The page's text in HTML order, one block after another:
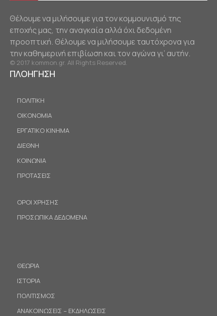
Θέλουμε να μιλήσουμε για τον κομμουνισμό της
εποχής μας, την αναγκαία αλλά όχι δεδομένη
προοπτική. Θέλουμε να μιλήσουμε ταυτόχρονα για
την καθημερινή επιβίωση και τον αγώνα γι’ αυτήν.
© 2017 kommon.gr. All Rights Reserved.
ΠΛΟΗΓΗΣΗ
ΠΟΛΙΤΙΚΗ
ΟΙΚΟΝΟΜΙΑ
ΕΡΓΑΤΙΚΟ ΚΙΝΗΜΑ
ΔΙΕΘΝΗ
ΚΟΙΝΩΝΙΑ
ΠΡΟΤΑΣΕΙΣ
ΟΡΟΙ ΧΡΗΣΗΣ
ΠΡΟΣΩΠΙΚΑ ΔΕΔΟΜΕΝΑ
ΘΕΩΡΙΑ
ΙΣΤΟΡΙΑ
ΠΟΛΙΤΙΣΜΟΣ
ΑΝΑΚΟΙΝΩΣΕΙΣ – ΕΚΔΗΛΩΣΕΙΣ